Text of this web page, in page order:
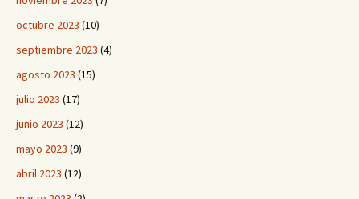
octubre 2023 (10)
septiembre 2023 (4)
agosto 2023 (15)
julio 2023 (17)
junio 2023 (12)
mayo 2023 (9)
abril 2023 (12)